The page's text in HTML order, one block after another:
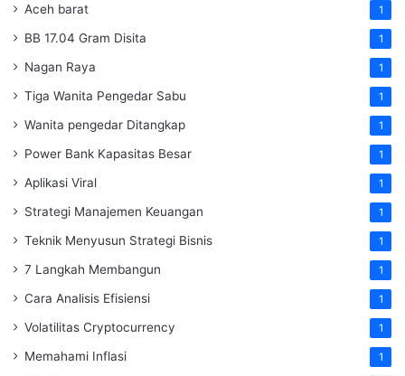
Aceh barat 1
BB 17.04 Gram Disita 1
Nagan Raya 1
Tiga Wanita Pengedar Sabu 1
Wanita pengedar Ditangkap 1
Power Bank Kapasitas Besar 1
Aplikasi Viral 1
Strategi Manajemen Keuangan 1
Teknik Menyusun Strategi Bisnis 1
7 Langkah Membangun 1
Cara Analisis Efisiensi 1
Volatilitas Cryptocurrency 1
Memahami Inflasi 1